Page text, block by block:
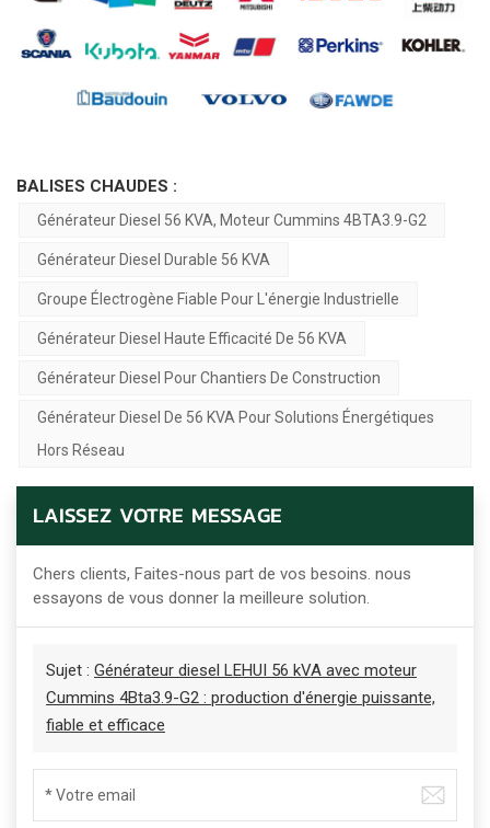
BALISES CHAUDES :
Générateur Diesel 56 KVA, Moteur Cummins 4BTA3.9-G2
Générateur Diesel Durable 56 KVA
Groupe Électrogène Fiable Pour L'énergie Industrielle
Générateur Diesel Haute Efficacité De 56 KVA
Générateur Diesel Pour Chantiers De Construction
Générateur Diesel De 56 KVA Pour Solutions Énergétiques
Hors Réseau
LAISSEZ VOTRE MESSAGE
Chers clients, Faites-nous part de vos besoins. nous
essayons de vous donner la meilleure solution.
Sujet : Générateur diesel LEHUI 56 kVA avec moteur
Cummins 4Bta3.9-G2 : production d'énergie puissante,
fiable et efficace